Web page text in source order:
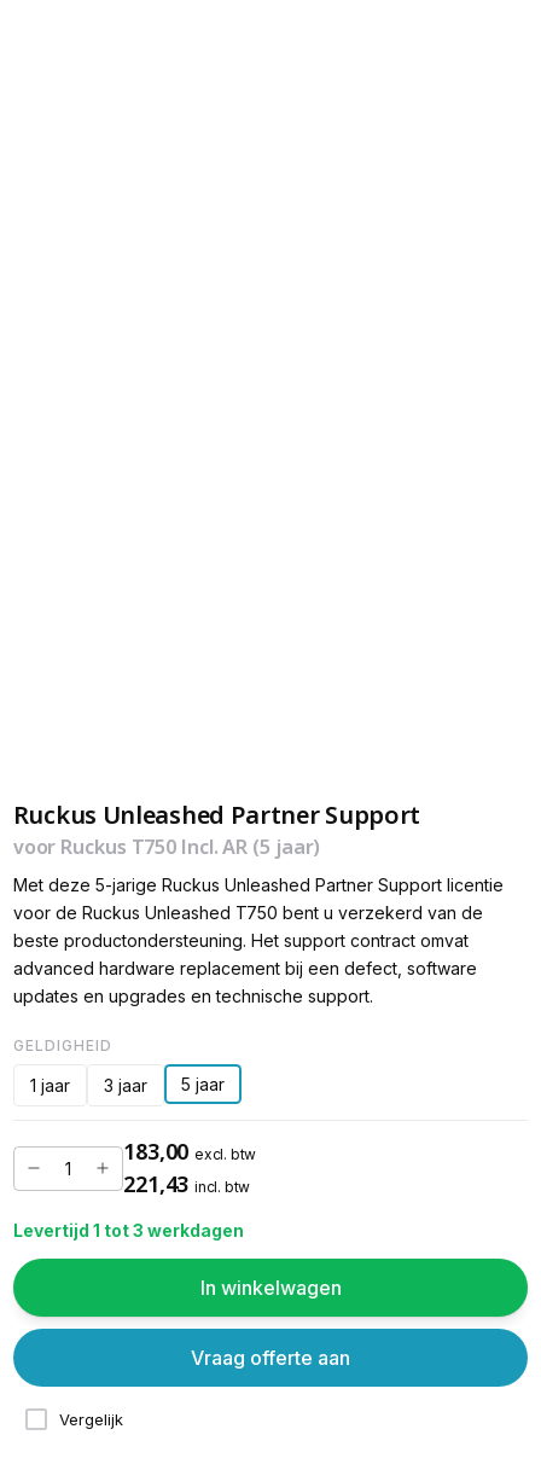
Ruckus Unleashed Partner Support
voor Ruckus T750 Incl. AR (5 jaar)
Met deze 5-jarige Ruckus Unleashed Partner Support licentie
voor de Ruckus Unleashed T750 bent u verzekerd van de
beste productondersteuning. Het support contract omvat
advanced hardware replacement bij een defect, software
updates en upgrades en technische support.
GELDIGHEID
1 jaar 3 jaar 5 jaar
183,00 excl. btw
221,43 incl. btw
Levertijd 1 tot 3 werkdagen
In winkelwagen
Vergelijk
Vraag offerte aan